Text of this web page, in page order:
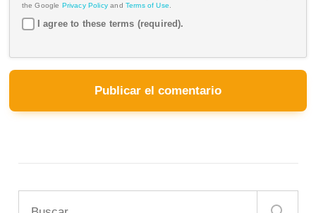
the Google Privacy Policy and Terms of Use
I agree to these terms (required).